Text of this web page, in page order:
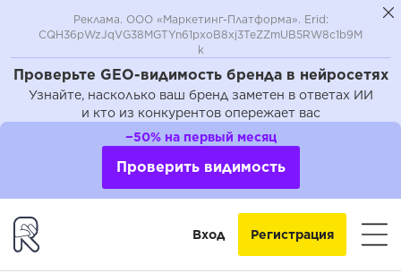
Проверьте GEO-видимость бренда в нейросетях
Узнайте, насколько ваш бренд заметен в ответах ИИ
и кто из конкурентов опережает вас
Реклама. ООО «Маркетинг-Платформа». Erid:
CQH36pWzJqVG38MGTYn61pxoB8xj3TeZZmUB5RW8c1b9M
k
−50% на первый месяц
Проверить видимость
Вход Регистрация